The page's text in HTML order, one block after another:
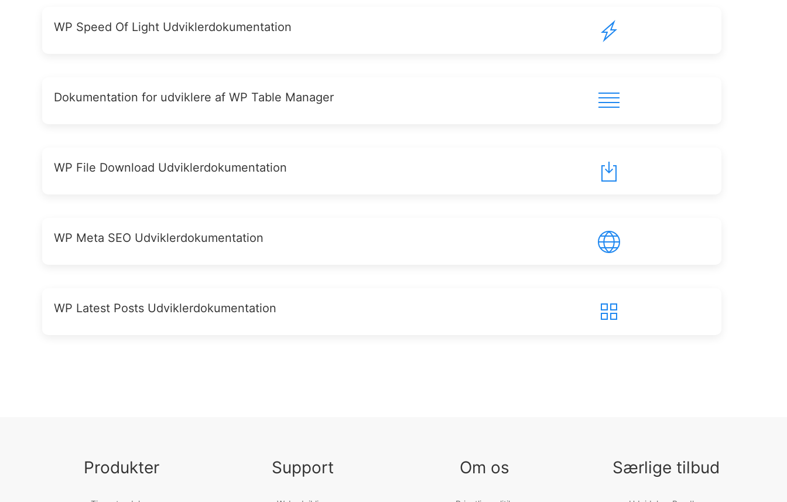
WP Speed Of Light Udviklerdokumentation
Dokumentation for udviklere af WP Table Manager
WP File Download Udviklerdokumentation
WP Meta SEO Udviklerdokumentation
WP Latest Posts Udviklerdokumentation
Produkter Support Om os Særlige tilbud